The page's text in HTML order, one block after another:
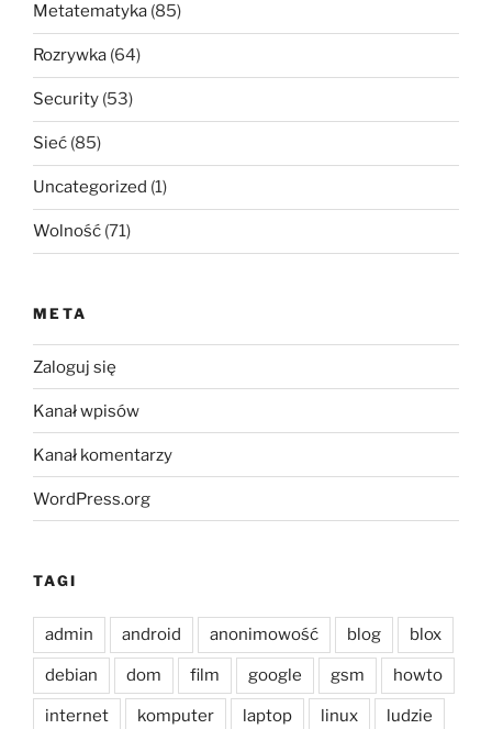
Metatematyka (85)
Rozrywka (64)
Security (53)
Sieć (85)
Uncategorized (1)
Wolność (71)
META
Zaloguj się
Kanał wpisów
Kanał komentarzy
WordPress.org
TAGI
admin android anonimowość blog blox
debian dom film google gsm howto
internet komputer laptop linux ludzie